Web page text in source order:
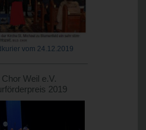
vom 24.12.2019
Weil e.V.
2019